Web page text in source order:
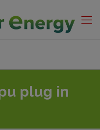
plug in